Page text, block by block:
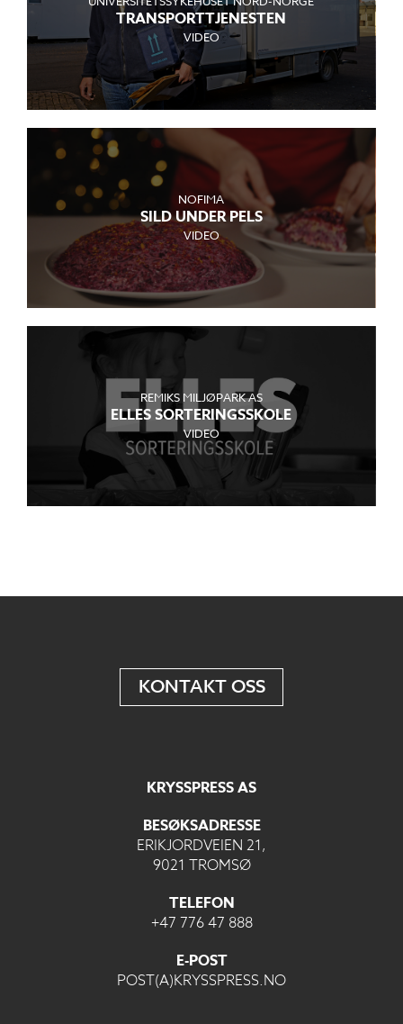
TRANSPORTTJENESTEN
VIDEO
NOFIMA
SILD UNDER PELS
VIDEO
REMIKS MILJØPARK AS
ELLES SORTERINGSSKOLE
VIDEO
KONTAKT OSS
KRYSSPRESS AS
BESØKSADRESSE
ERIKJORDVEIEN 21,
9021 TROMSØ
TELEFON
+47 776 47 888
E-POST
POST(A)KRYSSPRESS.NO